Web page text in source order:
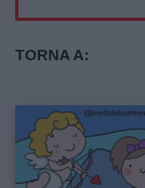
TORNA A: